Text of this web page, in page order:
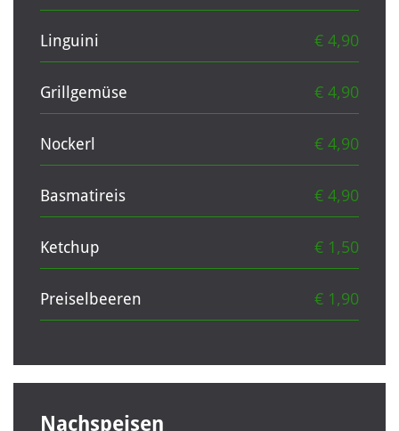
Linguini € 4,90
Grillgemüse € 4,90
Nockerl € 4,90
Basmatireis € 4,90
Ketchup € 1,50
Preiselbeeren € 1,90
Nachspeisen